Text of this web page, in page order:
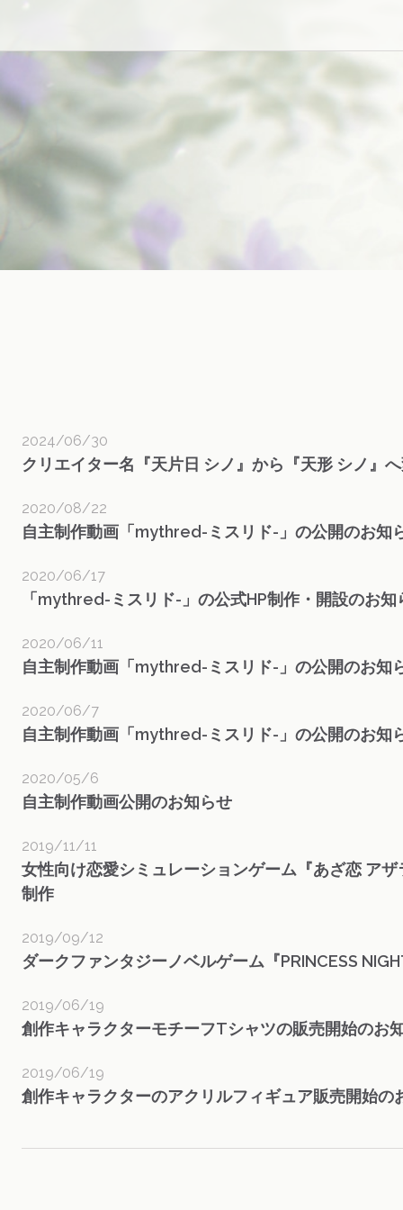
2024/06/30
クリエイター名『天片日 シノ』から『天形 シノ』
2020/08/22
自主制作動画「mythred-ミスリド-」の公開のお知
2020/06/17
「mythred-ミスリド-」の公式HP制作・開設のお知
2020/06/11
自主制作動画「mythred-ミスリド-」の公開のお知
2020/06/7
自主制作動画「mythred-ミスリド-」の公開のお知
2020/05/6
自主制作動画公開のお知らせ
2019/11/11
女性向け恋愛シミュレーションゲーム『あざ恋 ア
制作
2019/09/12
ダークファンタジーノベルゲーム『PRINCESS
2019/06/19
創作キャラクターモチーフTシャツの販売開始のお
2019/06/19
創作キャラクターのアクリルフィギュア販売開始の